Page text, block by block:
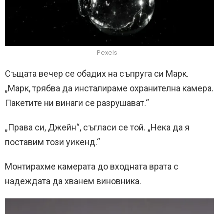
Pexels
Същата вечер се обадих на съпруга си Марк.
„Марк, трябва да инсталираме охранителна камера.
Пакетите ни винаги се разрушават.“
„Права си, Джейн“, съгласи се той. „Нека да я
поставим този уикенд.“
Монтирахме камерата до входната врата с
надеждата да хванем виновника.